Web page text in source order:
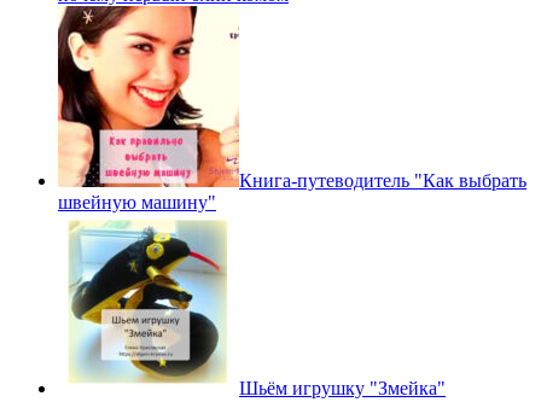
Книга-путеводитель "Как выбрать
швейную машину"
Шьём игрушку "Змейка"